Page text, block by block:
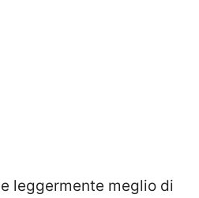
leggermente meglio di